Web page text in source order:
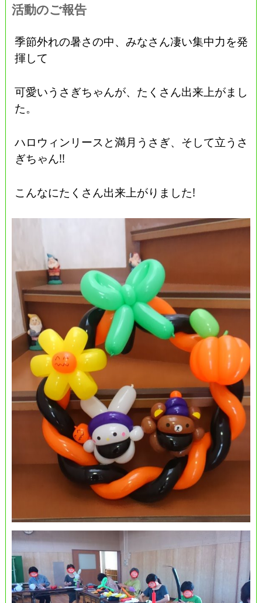
活動のご報告
季節外れの暑さの中、みなさん凄い集中力を発
揮して
可愛いうさぎちゃんが、たくさん出来上がまし
た。
ハロウィンリースと満月うさぎ、そして立うさ
ぎちゃん!!
こんなにたくさん出来上がりました!